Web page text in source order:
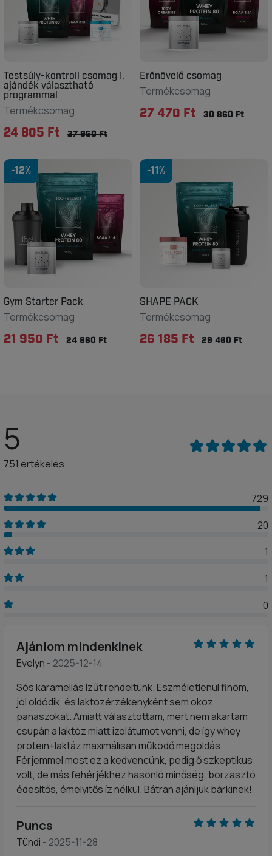
Testsúly-kontroll csomag I.
ajándék választható
programmal
Termékcsomag
24 805 Ft 27 960 Ft
Erőnövelő csomag
Termékcsomag
27 470 Ft 30 860 Ft
-12%
Gym Starter Pack
Termékcsomag
21 950 Ft 24 860 Ft
-11%
SHAPE PACK
Termékcsomag
26 185 Ft 29 460 Ft
5
751 értékelés
729
20
1
1
0
Ajánlom mindenkinek
Evelyn - 2025-12-14
Sós karamellás ízűt rendeltünk. Eszméletlenül finom,
jól oldódik, és laktózérzékenyként sem okoz
panaszokat. Amiatt választottam, mert nem akartam
csupán a laktóz miatt izolátumot venni, de így whey
protein+laktáz maximálisan működő megoldás.
Férjemmel most ez a kedvencünk, pedig ő szkeptikus
volt, de más fehérjékhez hasonló minőség, borzasztó
édesítős, émelyitős íz nélkül. Bátran ajánljuk bárkinek!
Puncs
Tündi - 2025-11-28